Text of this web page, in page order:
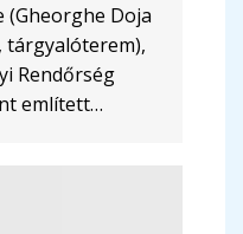
(Gheorghe Doja
tárgyalóterem),
Rendőrség
említett…